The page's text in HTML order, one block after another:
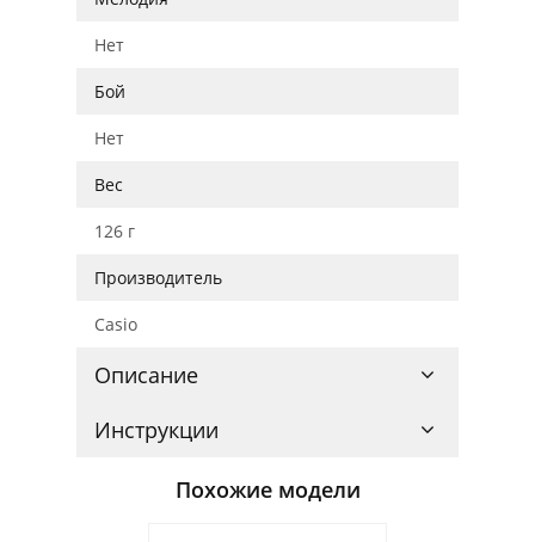
Нет
Бой
Нет
Вес
126 г
Производитель
Casio
Описание
Инструкции
Похожие модели